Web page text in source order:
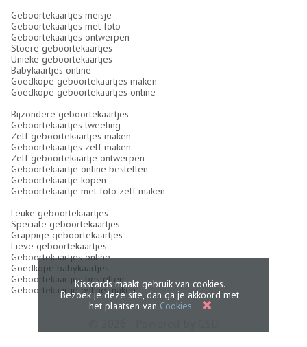
Geboortekaartjes meisje
Geboortekaartjes met foto
Geboortekaartjes ontwerpen
Stoere geboortekaartjes
Unieke geboortekaartjes
Babykaartjes online
Goedkope geboortekaartjes maken
Goedkope geboortekaartjes online
Bijzondere geboortekaartjes
Geboortekaartjes tweeling
Zelf geboortekaartjes maken
Geboortekaartjes zelf maken
Zelf geboortekaartje ontwerpen
Geboortekaartje online bestellen
Geboortekaartje kopen
Geboortekaartje met foto zelf maken
Leuke geboortekaartjes
Speciale geboortekaartjes
Grappige geboortekaartjes
Lieve geboortekaartjes
Geboortekaartjes online
Goedkope babykaartjes
Geboortekaartjes bestellen
Geboortekaartje online makenKisscards maakt gebruik van cookies.
Bezoek je deze site, dan ga je akkoord met
het plaatsen van Cookies.